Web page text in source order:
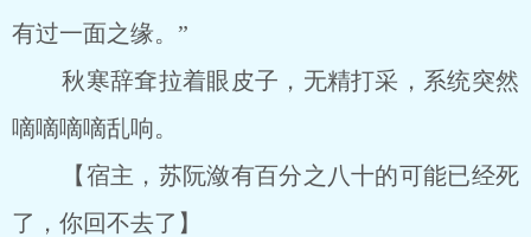
有过一面之缘。”
秋寒辞耷拉着眼皮子，无精打采，系统突然
嘀嘀嘀嘀乱响。
【宿主，苏阮潋有百分之八十的可能已经死
了，你回不去了】